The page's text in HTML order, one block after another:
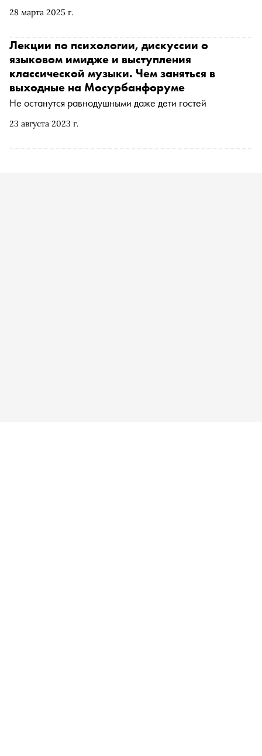
28 марта 2025 г.
профессиональной музыкальной премии BraVo. На
бизнес-партнеры радиостанции
23 августа 2023 г.
Лекции по психологии, дискуссии о
языковом имидже и выступления
классической музыки. Чем заняться в
выходные на Мосурбанфоруме
Не останутся равнодушными даже дети гостей